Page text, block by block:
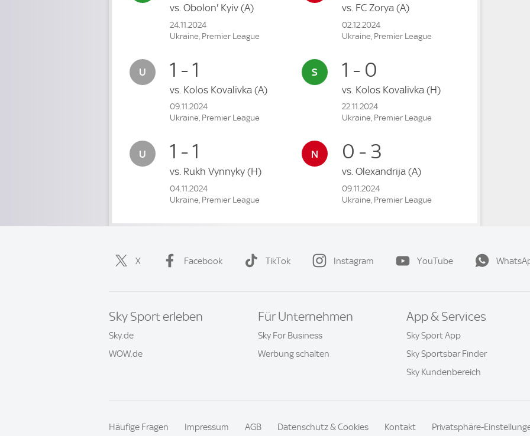
vs. Obolon' Kyiv (A)
24.11.2024
Ukraine, Premier League
1 - 1
vs. Kolos Kovalivka (A)
09.11.2024
Ukraine, Premier League
1 - 1
vs. Rukh Vynnyky (H)
04.11.2024
Ukraine, Premier League
vs. FC Zorya (A)
02.12.2024
Ukraine, Premier League
1 - 0
vs. Kolos Kovalivka (H)
22.11.2024
Ukraine, Premier League
0 - 3
vs. Olexandrija (A)
09.11.2024
Ukraine, Premier League
X Facebook TikTok Instagram YouTube
Sky Sport erleben
Sky.de
WOW.de
Für Unternehmen
Sky For Business
Werbung schalten
App & Services
Sky Sport App
Sky Sportsbar Finder
Sky Kundenbereich
Häufige Fragen Impressum AGB Datenschutz & Cookies Kontakt Privatsphäre-